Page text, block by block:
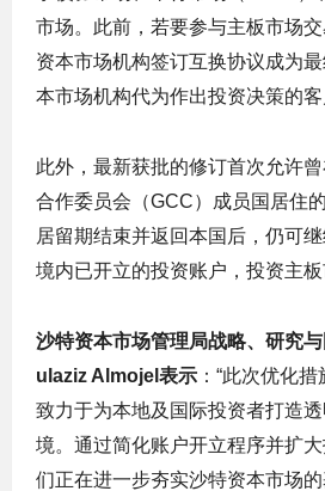
市场。此前，若要参与主板市场
资本市场机构签订互换协议成为
本市场机构代为作出投资决策的客
此外，最新获批的修订首次允许
合作委员会（GCC）成员国居住
居留期结束并返回本国后，仍可
境内已开立的投资账户，投资主板
沙特资本市场管理局战略、研究
ulaziz Almojel表示 ：“此次优化
致力于为本地及国际投资者打造
境。通过简化账户开立程序并扩
们正在进一步夯实沙特资本市场